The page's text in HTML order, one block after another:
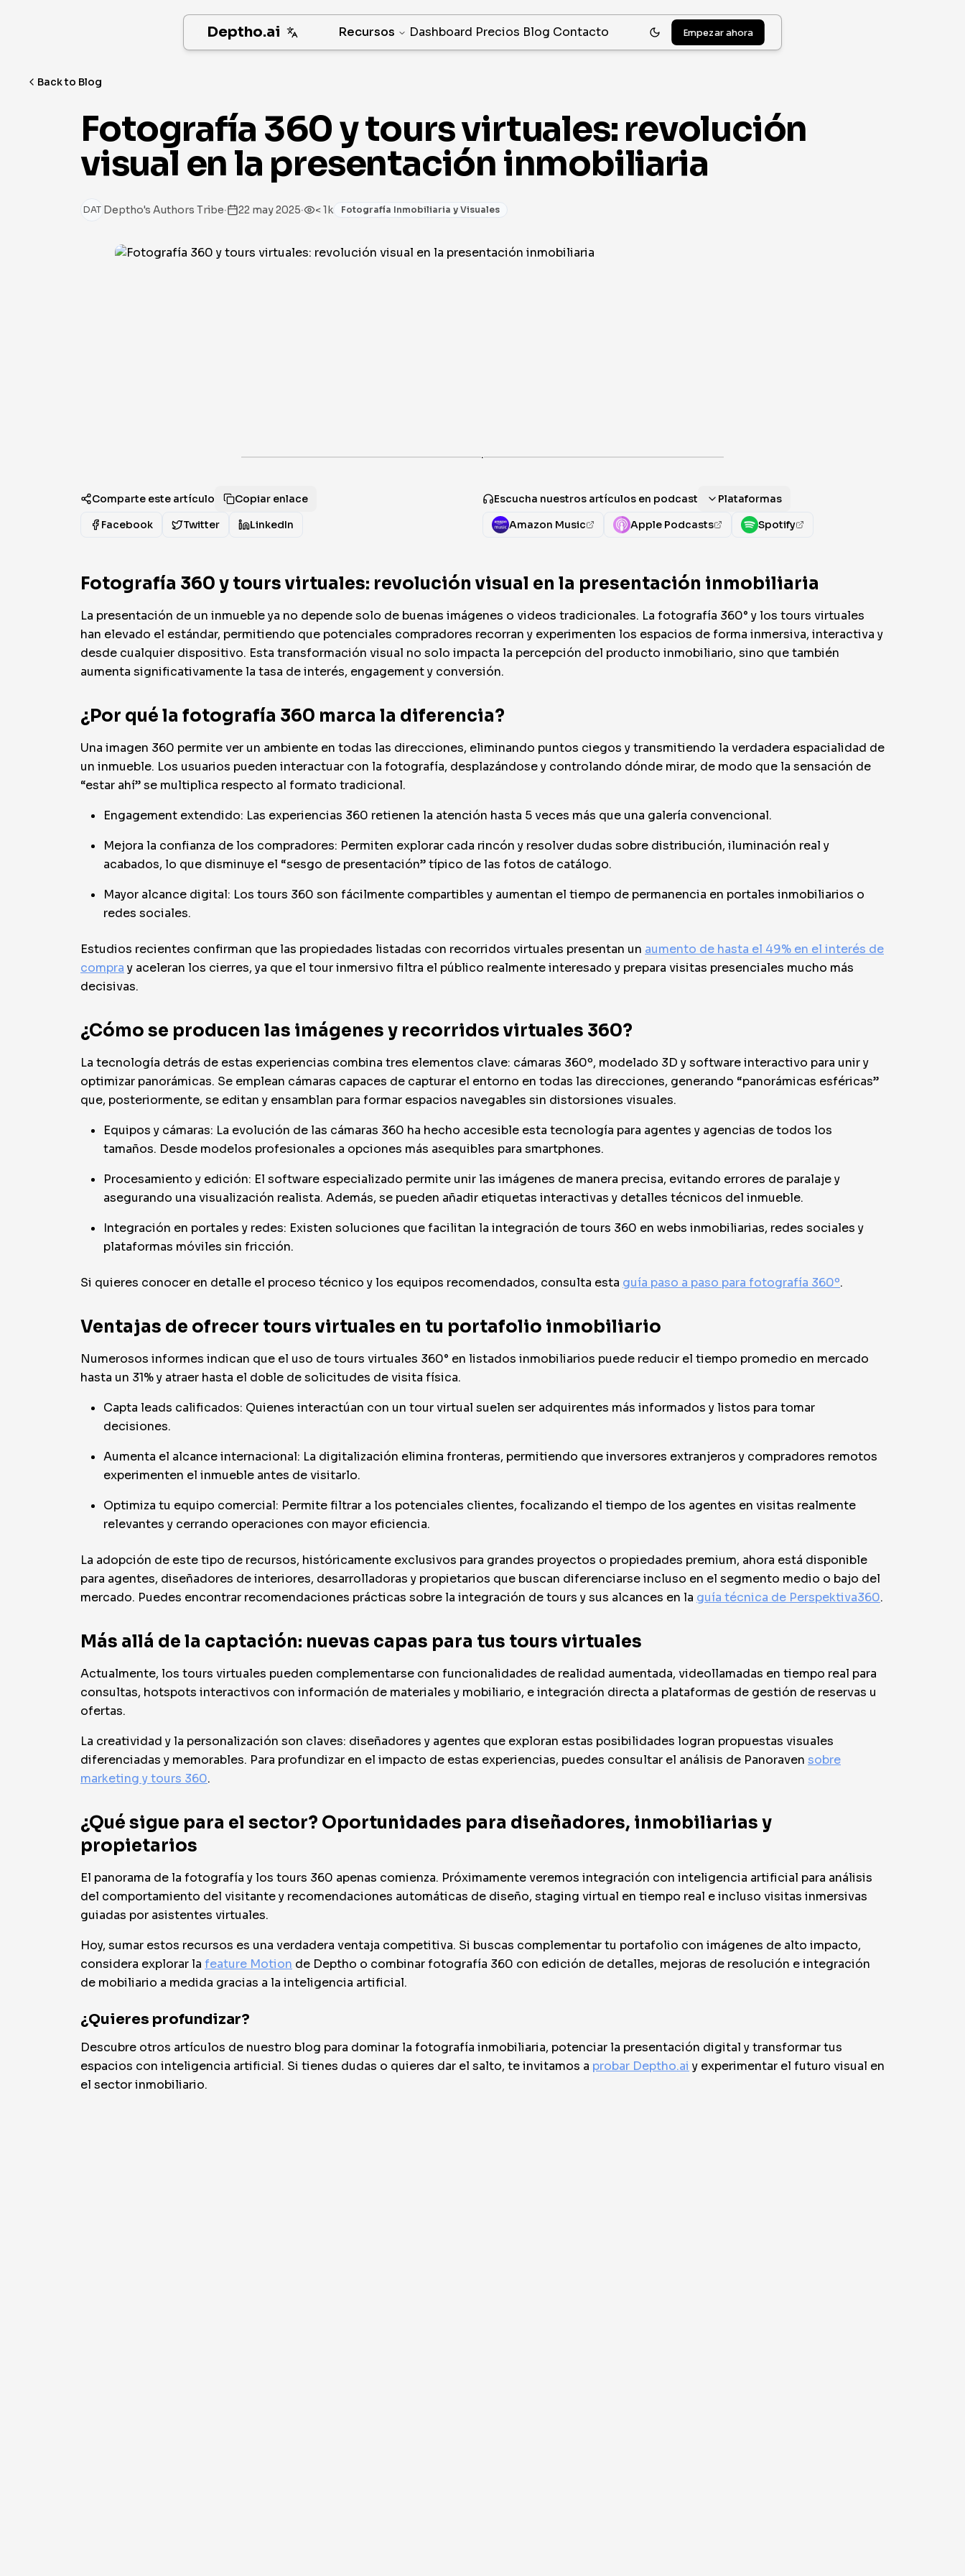
Deptho.ai Recursos Dashboard Precios Blog Contacto Empezar ahora
Back to Blog
Fotografía 360 y tours virtuales: revolución
visual en la presentación inmobiliaria
DAT Deptho's Authors Tribe· 22 may 2025· < 1k Fotografía Inmobiliaria y Visuales
·
Comparte este artículo
Copiar enlace
Facebook
Twitter LinkedIn
Escucha nuestros artículos en podcast
Plataformas
Amazon Music
Apple Podcasts Spotify
Fotografía 360 y tours virtuales: revolución visual en la presentación inmobiliaria
La presentación de un inmueble ya no depende solo de buenas imágenes o videos tradicionales. La fotografía 360° y los tours virtuales
han elevado el estándar, permitiendo que potenciales compradores recorran y experimenten los espacios de forma inmersiva, interactiva y
desde cualquier dispositivo. Esta transformación visual no solo impacta la percepción del producto inmobiliario, sino que también
aumenta significativamente la tasa de interés, engagement y conversión.
¿Por qué la fotografía 360 marca la diferencia?
Una imagen 360 permite ver un ambiente en todas las direcciones, eliminando puntos ciegos y transmitiendo la verdadera espacialidad de
un inmueble. Los usuarios pueden interactuar con la fotografía, desplazándose y controlando dónde mirar, de modo que la sensación de
“estar ahí” se multiplica respecto al formato tradicional.
Engagement extendido: Las experiencias 360 retienen la atención hasta 5 veces más que una galería convencional.
Mejora la confianza de los compradores: Permiten explorar cada rincón y resolver dudas sobre distribución, iluminación real y
acabados, lo que disminuye el “sesgo de presentación” típico de las fotos de catálogo.
Mayor alcance digital: Los tours 360 son fácilmente compartibles y aumentan el tiempo de permanencia en portales inmobiliarios o
redes sociales.
Estudios recientes confirman que las propiedades listadas con recorridos virtuales presentan un aumento de hasta el 49% en el interés de
compra y aceleran los cierres, ya que el tour inmersivo filtra el público realmente interesado y prepara visitas presenciales mucho más
decisivas.
¿Cómo se producen las imágenes y recorridos virtuales 360?
La tecnología detrás de estas experiencias combina tres elementos clave: cámaras 360º, modelado 3D y software interactivo para unir y
optimizar panorámicas. Se emplean cámaras capaces de capturar el entorno en todas las direcciones, generando “panorámicas esféricas”
que, posteriormente, se editan y ensamblan para formar espacios navegables sin distorsiones visuales.
Equipos y cámaras: La evolución de las cámaras 360 ha hecho accesible esta tecnología para agentes y agencias de todos los
tamaños. Desde modelos profesionales a opciones más asequibles para smartphones.
Procesamiento y edición: El software especializado permite unir las imágenes de manera precisa, evitando errores de paralaje y
asegurando una visualización realista. Además, se pueden añadir etiquetas interactivas y detalles técnicos del inmueble.
Integración en portales y redes: Existen soluciones que facilitan la integración de tours 360 en webs inmobiliarias, redes sociales y
plataformas móviles sin fricción.
Si quieres conocer en detalle el proceso técnico y los equipos recomendados, consulta esta guía paso a paso para fotografía 360º.
Ventajas de ofrecer tours virtuales en tu portafolio inmobiliario
Numerosos informes indican que el uso de tours virtuales 360° en listados inmobiliarios puede reducir el tiempo promedio en mercado
hasta un 31% y atraer hasta el doble de solicitudes de visita física.
Capta leads calificados: Quienes interactúan con un tour virtual suelen ser adquirentes más informados y listos para tomar
decisiones.
Aumenta el alcance internacional: La digitalización elimina fronteras, permitiendo que inversores extranjeros y compradores remotos
experimenten el inmueble antes de visitarlo.
Optimiza tu equipo comercial: Permite filtrar a los potenciales clientes, focalizando el tiempo de los agentes en visitas realmente
relevantes y cerrando operaciones con mayor eficiencia.
La adopción de este tipo de recursos, históricamente exclusivos para grandes proyectos o propiedades premium, ahora está disponible
para agentes, diseñadores de interiores, desarrolladoras y propietarios que buscan diferenciarse incluso en el segmento medio o bajo del
mercado. Puedes encontrar recomendaciones prácticas sobre la integración de tours y sus alcances en la guía técnica de Perspektiva360.
Más allá de la captación: nuevas capas para tus tours virtuales
Actualmente, los tours virtuales pueden complementarse con funcionalidades de realidad aumentada, videollamadas en tiempo real para
consultas, hotspots interactivos con información de materiales y mobiliario, e integración directa a plataformas de gestión de reservas u
ofertas.
La creatividad y la personalización son claves: diseñadores y agentes que exploran estas posibilidades logran propuestas visuales
diferenciadas y memorables. Para profundizar en el impacto de estas experiencias, puedes consultar el análisis de Panoraven sobre
marketing y tours 360.
¿Qué sigue para el sector? Oportunidades para diseñadores, inmobiliarias y
propietarios
El panorama de la fotografía y los tours 360 apenas comienza. Próximamente veremos integración con inteligencia artificial para análisis
del comportamiento del visitante y recomendaciones automáticas de diseño, staging virtual en tiempo real e incluso visitas inmersivas
guiadas por asistentes virtuales.
Hoy, sumar estos recursos es una verdadera ventaja competitiva. Si buscas complementar tu portafolio con imágenes de alto impacto,
considera explorar la feature Motion de Deptho o combinar fotografía 360 con edición de detalles, mejoras de resolución e integración
de mobiliario a medida gracias a la inteligencia artificial.
¿Quieres profundizar?
Descubre otros artículos de nuestro blog para dominar la fotografía inmobiliaria, potenciar la presentación digital y transformar tus
espacios con inteligencia artificial. Si tienes dudas o quieres dar el salto, te invitamos a probar Deptho.ai y experimentar el futuro visual en
el sector inmobiliario.